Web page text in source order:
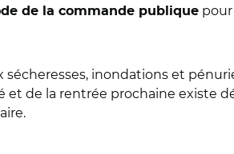
de la commande publique
sécheresses, inondations et
de la rentrée prochaine existe